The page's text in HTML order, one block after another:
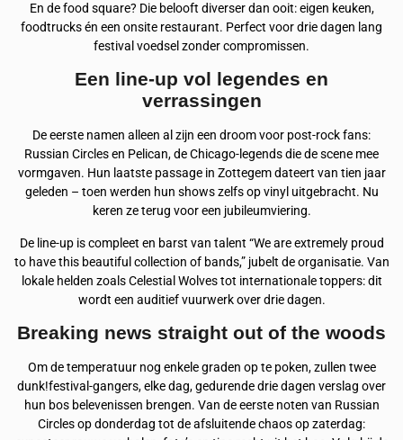
En de food square? Die belooft diverser dan ooit: eigen keuken,
foodtrucks én een onsite restaurant. Perfect voor drie dagen lang
festival voedsel zonder compromissen.
Een line-up vol legendes en
verrassingen
De eerste namen alleen al zijn een droom voor post-rock fans:
Russian Circles en Pelican, de Chicago-legends die de scene mee
vormgaven. Hun laatste passage in Zottegem dateert van tien jaar
geleden – toen werden hun shows zelfs op vinyl uitgebracht. Nu
keren ze terug voor een jubileumviering.
De line-up is compleet en barst van talent “We are extremely proud
to have this beautiful collection of bands,” jubelt de organisatie. Van
lokale helden zoals Celestial Wolves tot internationale toppers: dit
wordt een auditief vuurwerk over drie dagen.
Breaking news straight out of the woods
Om de temperatuur nog enkele graden op te poken, zullen twee
dunk!festival-gangers, elke dag, gedurende drie dagen verslag over
hun bos belevenissen brengen. Van de eerste noten van Russian
Circles op donderdag tot de afsluitende chaos op zaterdag: